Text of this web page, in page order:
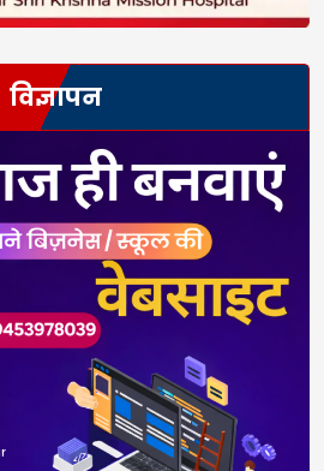
विज्ञापन